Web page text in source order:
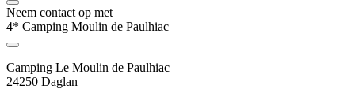
Neem contact op met
4* Camping Moulin de Paulhiac
Camping Le Moulin de Paulhiac
24250 Daglan